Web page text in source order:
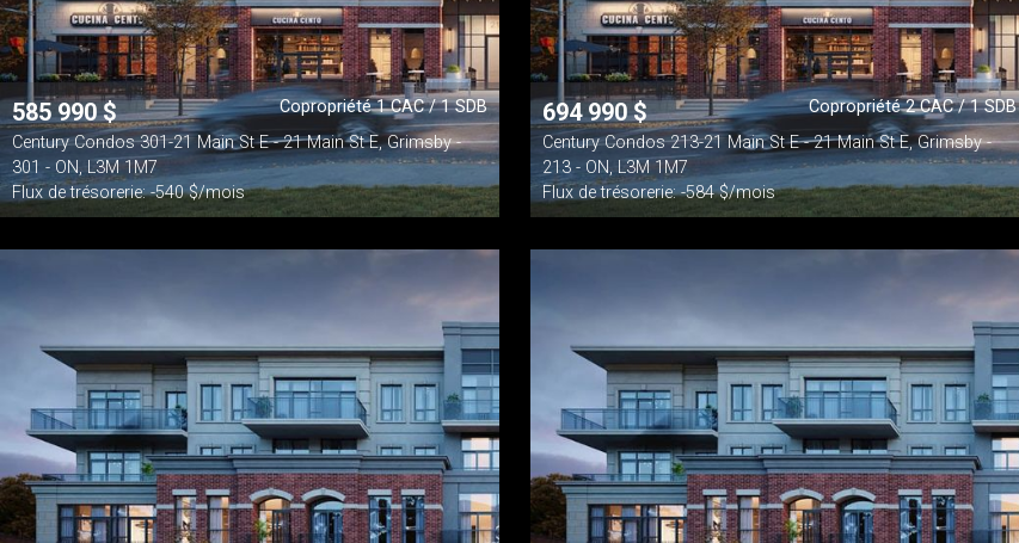
585 990$
Copropriété 1 CAC / 1 SDB
Century Condos 301-21 Main St E - 21 Main St E, Grimsby -
301 - ON, L3M 1M7
Flux de trésorerie: -540 $/mois
694 990$
Copropriété 2 CAC / 1 SDB
Century Condos 213-21 Main St E - 21 Main St E, Grimsby -
213 - ON, L3M 1M7
Flux de trésorerie: -584 $/mois